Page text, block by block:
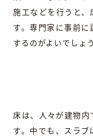
施工などを行うと、
す。専門家に事前
するのがよいでしょう
床は、人々が建物
す。中でも、スラ